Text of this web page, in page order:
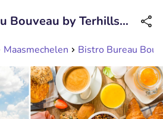
Disponible jusqu'à 23:00 heures
Maasmechelen Bistro Bureau
Bouveau by Terhills